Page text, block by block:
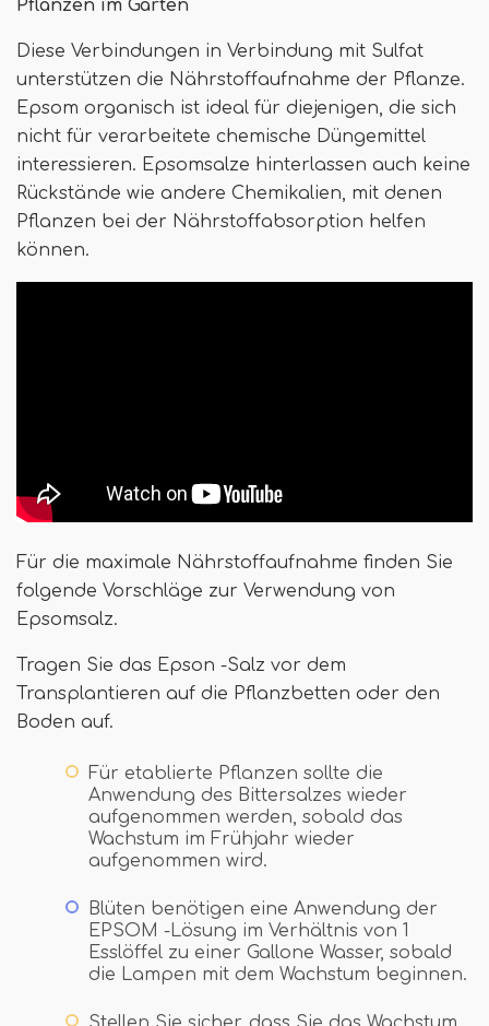
Pflanzen im Garten
Diese Verbindungen in Verbindung mit Sulfat
unterstützen die Nährstoffaufnahme der Pflanze.
Epsom organisch ist ideal für diejenigen, die sich
nicht für verarbeitete chemische Düngemittel
interessieren. Epsomsalze hinterlassen auch keine
Rückstände wie andere Chemikalien, mit denen
Pflanzen bei der Nährstoffabsorption helfen
können.
Für die maximale Nährstoffaufnahme finden Sie
folgende Vorschläge zur Verwendung von
Epsomsalz.
Tragen Sie das Epson -Salz vor dem
Transplantieren auf die Pflanzbetten oder den
Boden auf.
Für etablierte Pflanzen sollte die
Anwendung des Bittersalzes wieder
aufgenommen werden, sobald das
Wachstum im Frühjahr wieder
aufgenommen wird.
Blüten benötigen eine Anwendung der
EPSOM -Lösung im Verhältnis von 1
Esslöffel zu einer Gallone Wasser, sobald
die Lampen mit dem Wachstum beginnen.